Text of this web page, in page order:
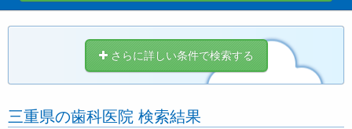
さらに詳しい条件で検索する
三重県の歯科医院 検索結果